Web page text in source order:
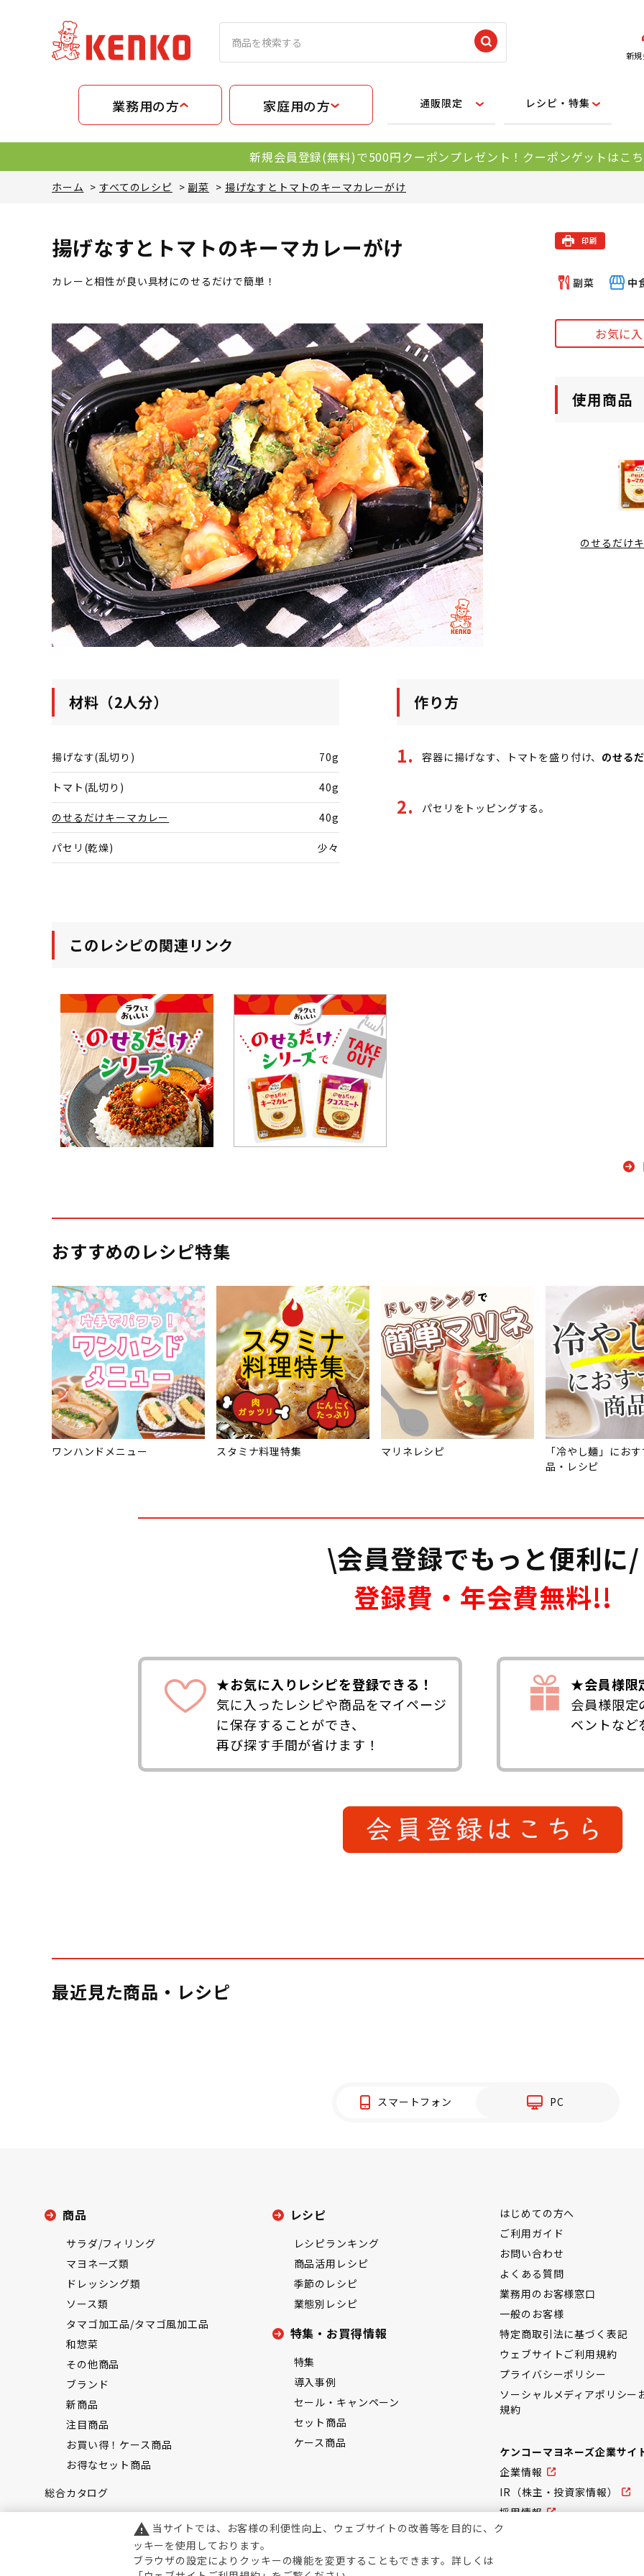
新
業務用の方 家庭用の方 通販限定 レシピ・特集
新規会員登録(無料)で500円クーポンプレゼント！クーポンゲットはこ
ホーム >すべてのレシピ > 副菜 > 揚げなすとトマトのキーマカレーがけ
揚げなすとトマトのキーマカレーがけ
カレーと相性が良い具材にのせるだけで簡単！
お気に
使用商品
のせるだけ
材料（2人分）
揚げなす(乱切り) 70g
トマト(乱切り) 40g
のせるだけキーマカレー 40g
パセリ(乾燥) 少々
作り方
容器に揚げなす、トマトを盛り付け、 のせる
パセリをトッピングする。
このレシピの関連リンク
おすすめのレシピ特集
ワンハンドメニュー スタミナ料理特集 マリネレシピ
「冷やし麺」にお
品・レシピ
\会員登録でもっと便利に/
登録費・年会費無料!!
★お気に入りレシピを登録できる！
気に入ったレシピや商品をマイページ
に保存することができ、
再び探す手間が省けます！
★会員様限
会員様限定
ベントなど
最近見た商品・レシピ
スマートフォン PC
商品
サラダ/フィリング
マヨネーズ類
ドレッシング類
ソース類
タマゴ加工品/タマゴ風加工品
和惣菜
その他商品
ブランド
新商品
注目商品
お買い得！ケース商品
お得なセット商品
総合カタログ
レシピ
レシピランキング
商品活用レシピ
季節のレシピ
業態別レシピ
特集・お買得情報
特集
導入事例
セール・キャンペーン
セット商品
ケース商品
はじめての方へ
ご利用ガイド
お問い合わせ
よくある質問
業務用のお客様窓口
一般のお客様
特定商取引法に基づく表記
ウェブサイトご利用規約
プライバシーポリシー
ソーシャルメディアポリシー
規約
ケンコーマヨネーズ企業サイ
企業情報
IR（株主・投資家情報）
採用情報
warning 当サイトでは、お客様の利便性向上、ウェブサイトの改善等を目的に、ク
ッキーを使用しております。
ブラウザの設定によりクッキーの機能を変更することもできます。詳しくは